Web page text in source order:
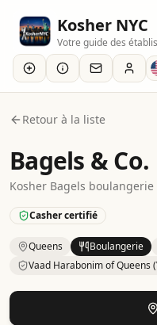
Kosher NYC
Votre guide des
Retour à la liste
Bagels & Co.
Kosher Bagels boulangerie
Casher certifié
Queens Boulangerie
Vaad Harabonim of Queens
Kosher